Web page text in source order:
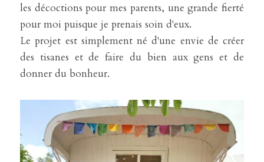
les décoctions pour mes parents, une grande fierté
pour moi puisque je prenais soin d'eux.
Le projet est simplement né d'une envie de créer
des tisanes et de faire du bien aux gens et de
donner du bonheur.